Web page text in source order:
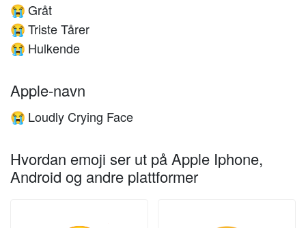
😭 Gråt
😭 Triste Tårer
😭 Hulkende
Apple-navn
😭 Loudly Crying Face
Hvordan emoji ser ut på Apple Iphone,
Android og andre plattformer